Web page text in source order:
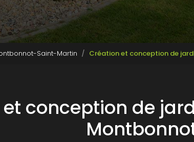
Saint-Martin Création et conception de
conception de